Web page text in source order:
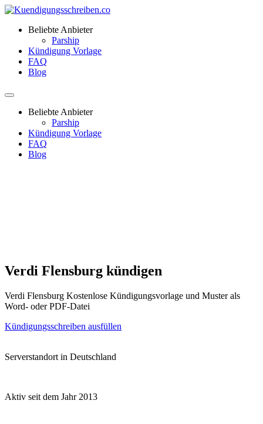
Beliebte Anbieter
Parship
Kündigung Vorlage
FAQ
Blog
Beliebte Anbieter
Parship
Kündigung Vorlage
FAQ
Blog
Verdi Flensburg kündigen
Verdi Flensburg Kostenlose Kündigungsvorlage und Muster als
Word- oder PDF-Datei
Kündigungsschreiben ausfüllen
Serverstandort in Deutschland
Aktiv seit dem Jahr 2013